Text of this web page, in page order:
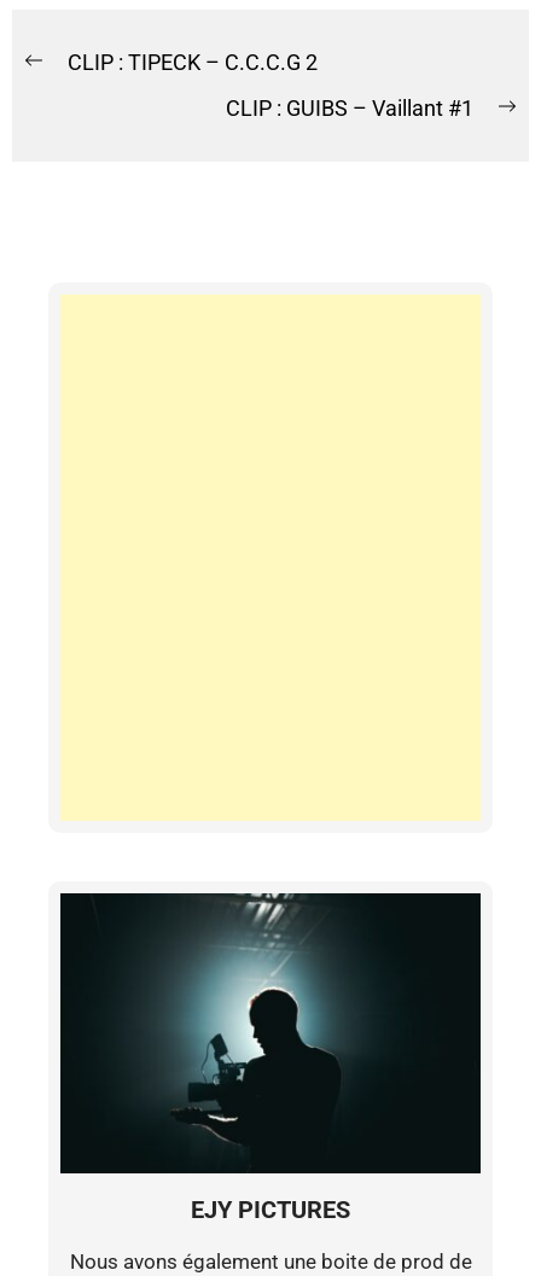
CLIP : TIPECK – C.C.C.G 2
CLIP : GUIBS – Vaillant #1
EJY PICTURES
Nous avons également une boite de prod de